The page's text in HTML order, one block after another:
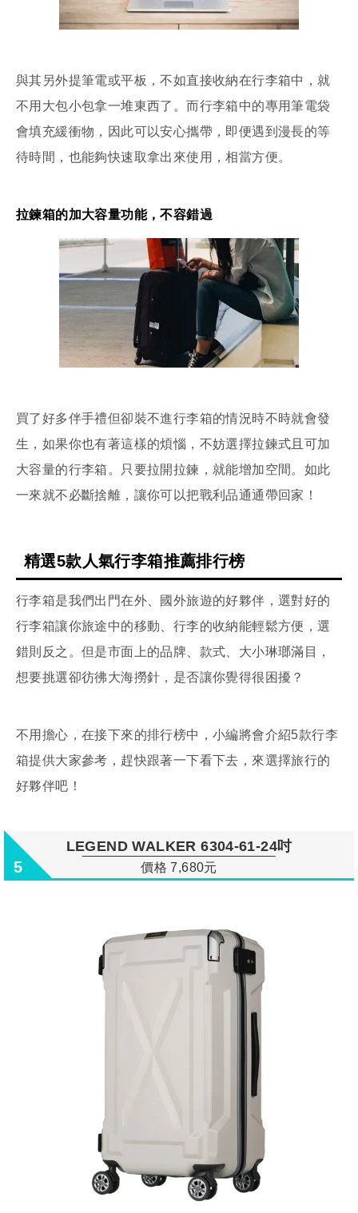
與其另外提筆電或平板，不如直接收納在行李箱中，就
不用大包小包拿一堆東西了。而行李箱中的專用筆電袋
會填充緩衝物，因此可以安心攜帶，即便遇到漫長的等
待時間，也能夠快速取拿出來使用，相當方便。
拉鍊箱的加大容量功能，不容錯過
買了好多伴手禮但卻裝不進行李箱的情況時不時就會發
生，如果你也有著這樣的煩惱，不妨選擇拉鍊式且可加
大容量的行李箱。只要拉開拉鍊，就能增加空間。如此
一來就不必斷捨離，讓你可以把戰利品通通帶回家！
精選5款人氣行李箱推薦排行榜
行李箱是我們出門在外、國外旅遊的好夥伴，選對好的
行李箱讓你旅途中的移動、行李的收納能輕鬆方便，選
錯則反之。但是市面上的品牌、款式、大小琳瑯滿目，
想要挑選卻彷彿大海撈針，是否讓你覺得很困擾？
不用擔心，在接下來的排行榜中，小編將會介紹5款行李
箱提供大家參考，趕快跟著一下看下去，來選擇旅行的
好夥伴吧！
5
LEGEND WALKER 6304-61-24吋
價格 7,680元